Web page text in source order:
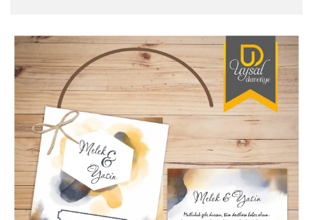
Zarflı Davetiye
Sünnet Davetiyesi
Hatim Davetiyesi